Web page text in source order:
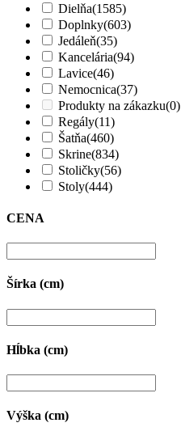
Dielňa(1585)
Doplnky(603)
Jedáleň(35)
Kancelária(94)
Lavice(46)
Nemocnica(37)
Produkty na zákazku(0)
Regály(11)
Šatňa(460)
Skrine(834)
Stoličky(56)
Stoly(444)
CENA
Šírka (cm)
Hĺbka (cm)
Výška (cm)